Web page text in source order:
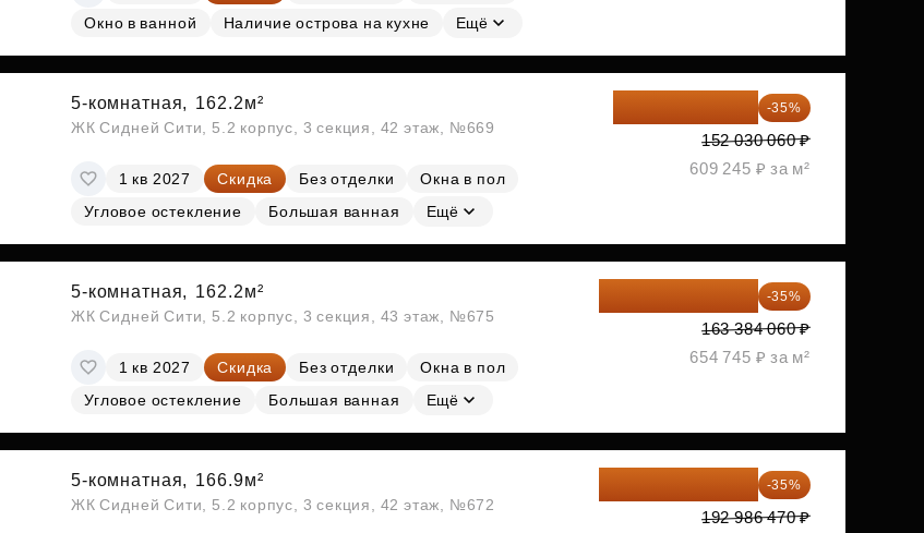
Окно в ванной
Наличие острова на кухне Ещё
5-комнатная, 162.2м²
ЖК Сидней Сити, 5.2 корпус, 3 секция, 42 этаж, №669
1 кв 2027 Скидка Без отделки
Окна в пол
Угловое остекление
Большая ванная Ещё
-35%
152 030 060 ₽
609 245 ₽ за м²
5-комнатная, 162.2м²
ЖК Сидней Сити, 5.2 корпус, 3 секция, 43 этаж, №675
1 кв 2027 Скидка Без отделки
Окна в пол
Угловое остекление
Большая ванная Ещё
-35%
163 384 060 ₽
654 745 ₽ за м²
5-комнатная, 166.9м²
ЖК Сидней Сити, 5.2 корпус, 3 секция, 42 этаж, №672
-35%
192 986 470 ₽